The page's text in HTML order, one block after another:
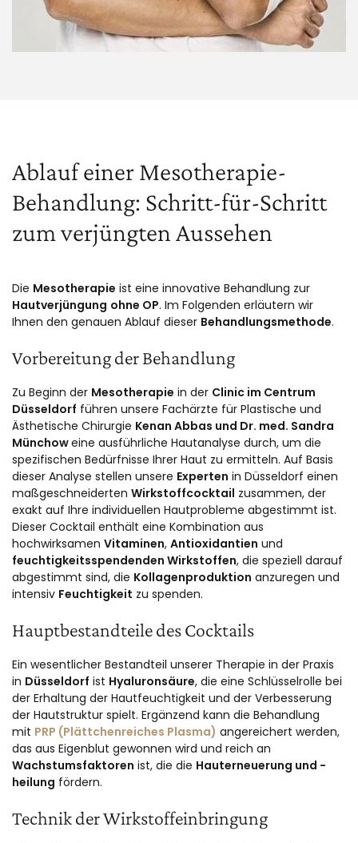
Ablauf einer Mesotherapie-
Behandlung: Schritt-für-Schritt
zum verjüngten Aussehen
Die Mesotherapie ist eine innovative Behandlung zur
Hautverjüngung ohne OP. Im Folgenden erläutern wir
Ihnen den genauen Ablauf dieser Behandlungsmethode.
Vorbereitung der Behandlung
Zu Beginn der Mesotherapie in der Clinic im Centrum
Düsseldorf führen unsere Fachärzte für Plastische und
Ästhetische Chirurgie Kenan Abbas und Dr. med. Sandra
Münchoweine ausführliche Hautanalyse durch, um die
spezifischen Bedürfnisse Ihrer Haut zu ermitteln. Auf Basis
dieser Analyse stellen unsere Experten in Düsseldorf einen
maßgeschneiderten Wirkstoffcocktail zusammen, der
exakt auf Ihre individuellen Hautprobleme abgestimmt ist.
Dieser Cocktail enthält eine Kombination aus
hochwirksamen Vitaminen, Antioxidantien und
feuchtigkeitsspendenden Wirkstoffen, die speziell darauf
abgestimmt sind, die Kollagenproduktion anzuregen und
intensiv Feuchtigkeit zu spenden.
Hauptbestandteile des Cocktails
Ein wesentlicher Bestandteil unserer Therapie in der Praxis
in Düsseldorf ist Hyaluronsäure, die eine Schlüsselrolle bei
der Erhaltung der Hautfeuchtigkeit und der Verbesserung
der Hautstruktur spielt. Ergänzend kann die Behandlung
mit PRP (Plättchenreiches Plasma) angereichert werden,
das aus Eigenblut gewonnen wird und reich an
Wachstumsfaktoren ist, die die Hauterneuerung und -
heilung fördern.
Technik der Wirkstoffeinbringung